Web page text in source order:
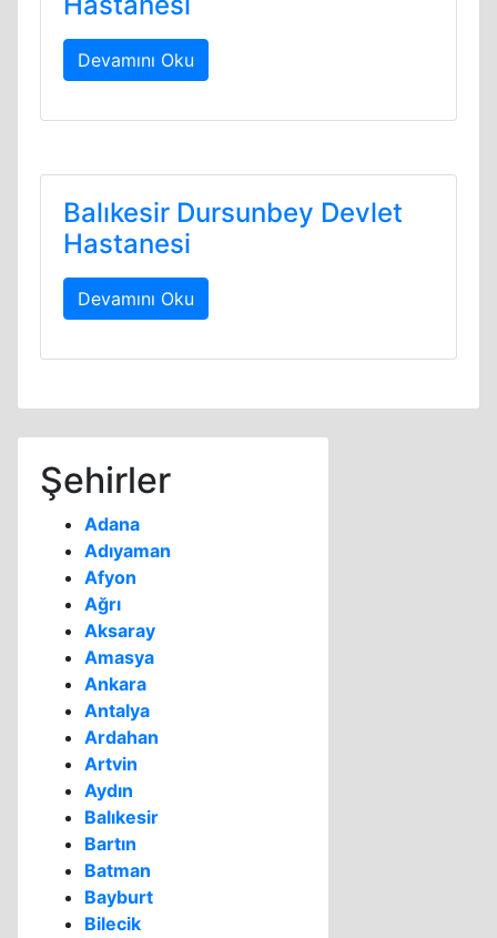
Devamını Oku
Balıkesir Dursunbey Devlet
Hastanesi
Devamını Oku
Şehirler
Adana
Adıyaman
Afyon
Ağrı
Aksaray
Amasya
Ankara
Antalya
Ardahan
Artvin
Aydın
Balıkesir
Bartın
Batman
Bayburt
Bilecik